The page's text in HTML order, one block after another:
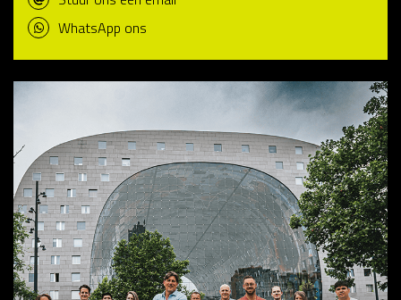
WhatsApp ons